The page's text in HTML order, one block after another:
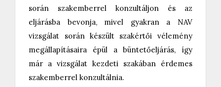
során szakemberrel konzultáljon és az
eljárásba bevonja, mivel gyakran a NAV
vizsgálat során készült szakértői vélemény
megállapításaira épül a büntetőeljárás, így
már a vizsgálat kezdeti szakában érdemes
szakemberrel konzultálnia.